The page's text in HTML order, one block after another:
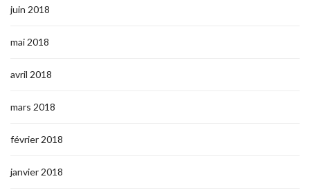
juin 2018
mai 2018
avril 2018
mars 2018
février 2018
janvier 2018